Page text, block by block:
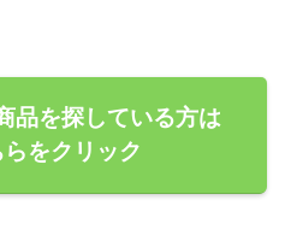
品を探している方は
をクリック